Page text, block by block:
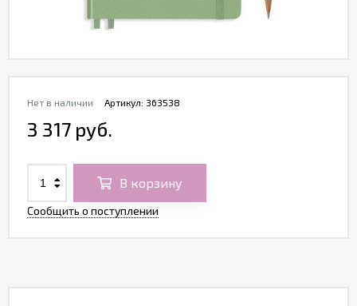
Артикул: 363538
Нет в наличии
3 317 руб.
В корзину
Сообщить о поступлении